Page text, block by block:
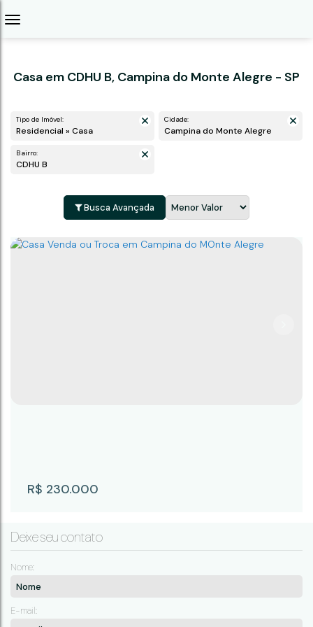
Casa em CDHU B, Campina do Monte Alegre - SP
Tipo de Imóvel:
Residencial » Casa
Cidade:
Campina do Monte Alegre
Bairro:
CDHU B
Busca Avançada
Casa Venda ou Troca em Campina do
R$ 230.000
Deixe seu contato
Nome:
E-mail: